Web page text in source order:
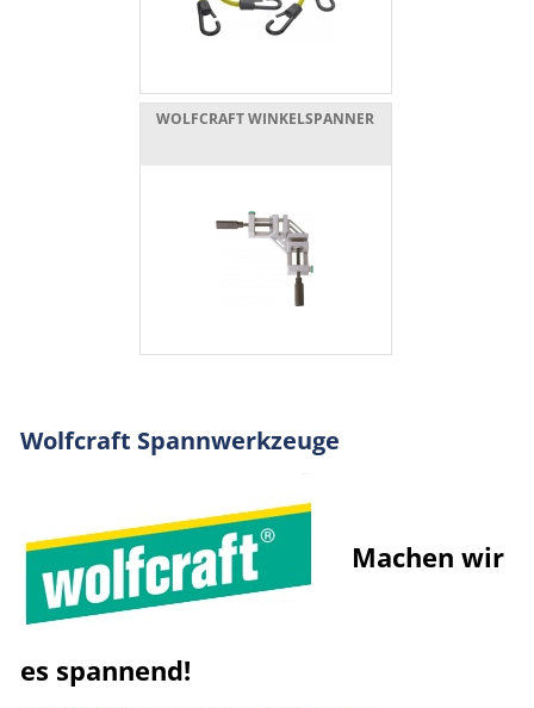
WOLFCRAFT WINKELSPANNER
Wolfcraft Spannwerkzeuge
Machen wir
es spannend!